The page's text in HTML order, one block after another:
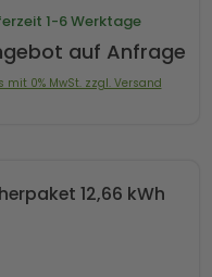
1-6 Werktage
auf Anfrage
mit 0% MwSt. zzgl. Versand
12,66 kWh